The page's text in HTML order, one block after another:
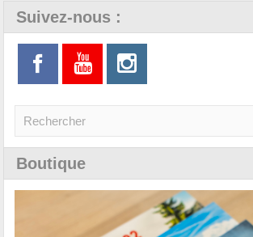
Suivez-nous :
Boutique